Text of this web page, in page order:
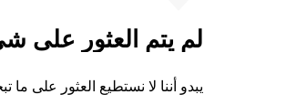
لم يتم العثور على
يبدو أننا لا نستطيع العثور على